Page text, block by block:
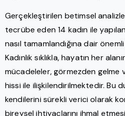
Gerçekleştirilen betimsel
tecrübe eden 14 kadın ile
nasıl tamamlandığına dair
Kadınlık sıklıkla, hayatın her
mücadeleler, görmezden gelme
hissi ile ilişkilendirilmektedir. Bu
kendilerini sürekli verici olarak
bireysel ihtiyaçlarını ihmal